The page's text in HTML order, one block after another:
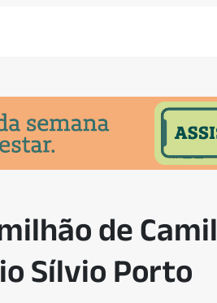
de
Sílvio Porto